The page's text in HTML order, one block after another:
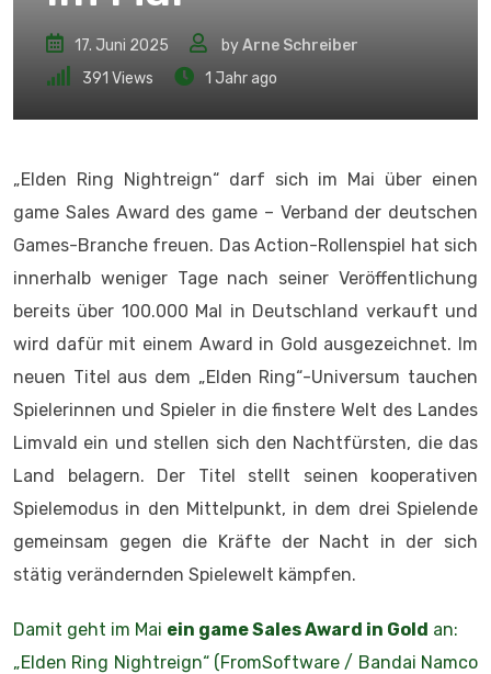
17. Juni 2025 byArne Schreiber
391 Views 1 Jahr ago
„Elden Ring Nightreign“ darf sich im Mai über einen
game Sales Award des game – Verband der deutschen
Games-Branche freuen. Das Action-Rollenspiel hat sich
innerhalb weniger Tage nach seiner Veröffentlichung
bereits über 100.000 Mal in Deutschland verkauft und
wird dafür mit einem Award in Gold ausgezeichnet. Im
neuen Titel aus dem „Elden Ring“-Universum tauchen
Spielerinnen und Spieler in die finstere Welt des Landes
Limvald ein und stellen sich den Nachtfürsten, die das
Land belagern. Der Titel stellt seinen kooperativen
Spielemodus in den Mittelpunkt, in dem drei Spielende
gemeinsam gegen die Kräfte der Nacht in der sich
stätig verändernden Spielewelt kämpfen.
Damit geht im Mai ein game Sales Award in Gold an:
„Elden Ring Nightreign“ (FromSoftware / Bandai Namco